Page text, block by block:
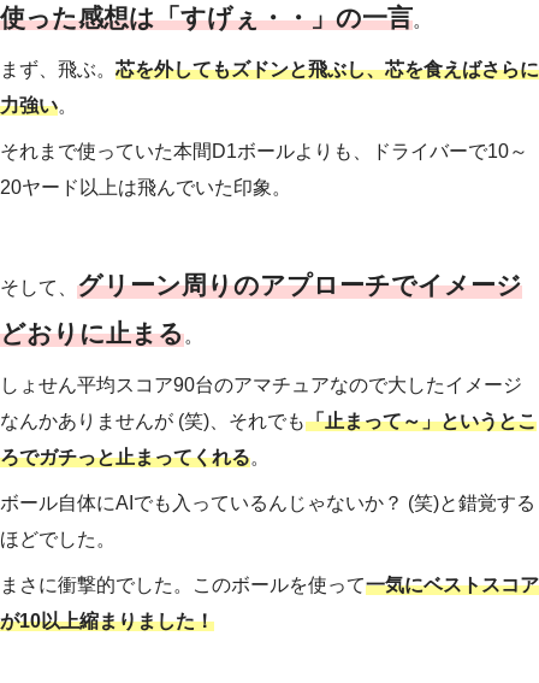
使った感想は「すげぇ・・」の一言。
まず、飛ぶ。 芯を外してもズドンと飛ぶし、芯を食えばさらに
力強い。
それまで使っていた本間D1ボールよりも、ドライバーで10～
20ヤード以上は飛んでいた印象。
そして、 グリーン周りのアプローチでイメージ
どおりに止まる。
しょせん平均スコア90台のアマチュアなので大したイメージ
なんかありませんが (笑)、それでも「止まって～」というとこ
ろでガチっと止まってくれる。
ボール自体にAIでも入っているんじゃないか？ (笑)と錯覚する
ほどでした。
まさに衝撃的でした。このボールを使って一気にベストスコア
が10以上縮まりました！